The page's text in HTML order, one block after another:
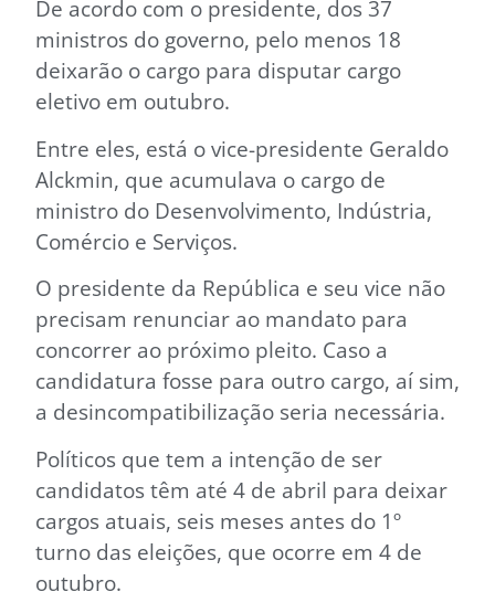
De acordo com o presidente, dos 37
ministros do governo, pelo menos 18
deixarão o cargo para disputar cargo
eletivo em outubro.
Entre eles, está o vice-presidente Geraldo
Alckmin, que acumulava o cargo de
ministro do Desenvolvimento, Indústria,
Comércio e Serviços.
O presidente da República e seu vice não
precisam renunciar ao mandato para
concorrer ao próximo pleito. Caso a
candidatura fosse para outro cargo, aí sim,
a desincompatibilização seria necessária.
Políticos que tem a intenção de ser
candidatos têm até 4 de abril para deixar
cargos atuais, seis meses antes do 1º
turno das eleições, que ocorre em 4 de
outubro.